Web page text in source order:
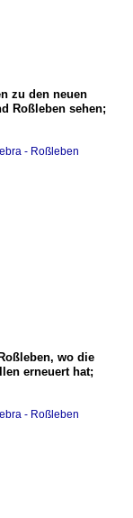
zu den neuen
Roßleben sehen;
- Roßleben
wo die
erneuert hat;
- Roßleben